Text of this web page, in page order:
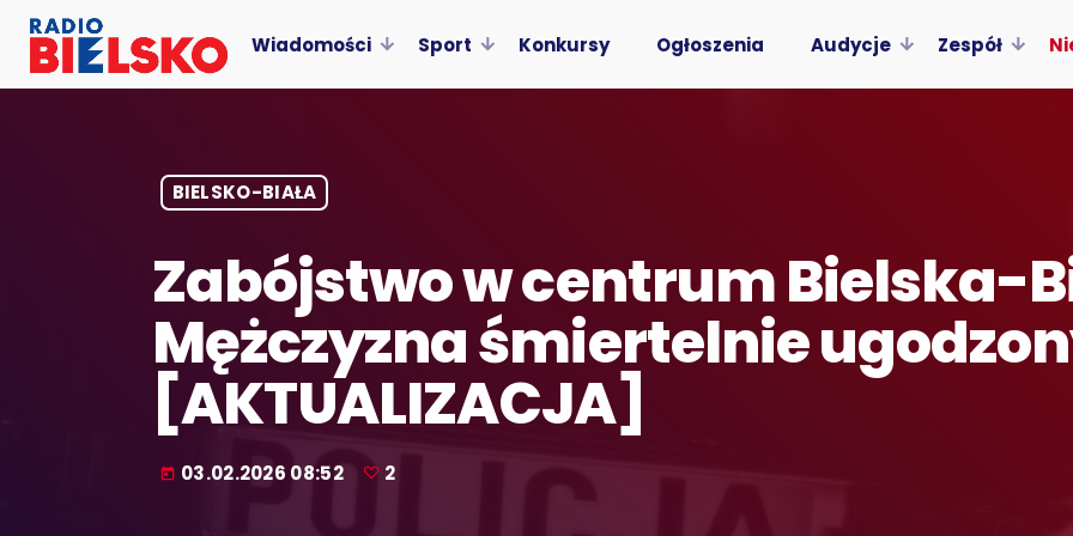
Wiadomości Sport Konkursy Ogłoszenia Audycje Zespół
BIELSKO-BIAŁA
Zabójstwo w centrum Bielska-
Mężczyzna śmiertelnie
[AKTUALIZACJA]
today 03.02.2026 08:52 2